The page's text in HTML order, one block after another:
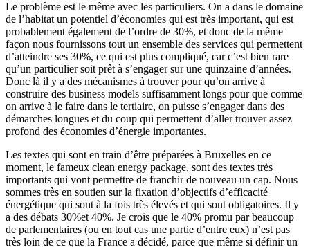
Le problème est le même avec les particuliers. On a dans le domaine
de l’habitat un potentiel d’économies qui est très important, qui est
probablement également de l’ordre de 30%, et donc de la même
façon nous fournissons tout un ensemble des services qui permettent
d’atteindre ses 30%, ce qui est plus compliqué, car c’est bien rare
qu’un particulier soit prêt à s’engager sur une quinzaine d’années.
Donc là il y a des mécanismes à trouver pour qu’on arrive à
construire des business models suffisamment longs pour que comme
on arrive à le faire dans le tertiaire, on puisse s’engager dans des
démarches longues et du coup qui permettent d’aller trouver assez
profond des économies d’énergie importantes.
Les textes qui sont en train d’être préparées à Bruxelles en ce
moment, le fameux clean energy package, sont des textes très
importants qui vont permettre de franchir de nouveau un cap. Nous
sommes très en soutien sur la fixation d’objectifs d’efficacité
énergétique qui sont à la fois très élevés et qui sont obligatoires. Il y
a des débats 30%et 40%. Je crois que le 40% promu par beaucoup
de parlementaires (ou en tout cas une partie d’entre eux) n’est pas
très loin de ce que la France a décidé, parce que même si définir un